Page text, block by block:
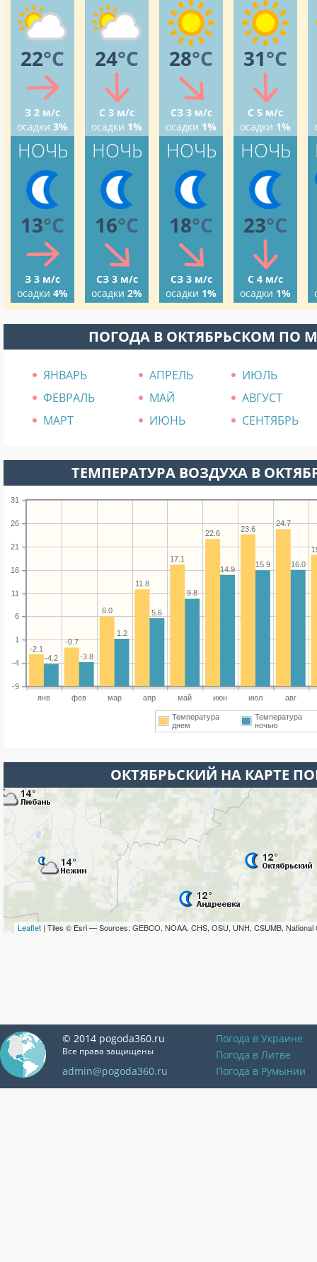
22°C
З 2 м/с
осадки 3%
НОЧЬ
13°C
З 3 м/с
осадки 4%
24°C
С 3 м/с
осадки 1%
НОЧЬ
16°C
СЗ 3 м/с
осадки 2%
28°C
СЗ 3 м/с
осадки 1%
НОЧЬ
18°C
СЗ 3 м/с
осадки 1%
31°C
С 5 м/с
осадки 1%
НОЧЬ
23°C
С 4 м/с
осадки 1%
ПОГОДА В ОКТЯБРЬСКОМ ПО
ЯНВАРЬ АПРЕЛЬ
ИЮЛЬ
ФЕВРАЛЬ
МАЙ
АВГУСТ
МАРТ
ИЮНЬ СЕНТЯБРЬ
ТЕМПЕРАТУРА ВОЗДУХА В
янв фев мар апр май июн июл авг
-9
-4
1
6
11
16
21
26
31
24.7
23.6
22.6
17.1
11.8
6.0
-0.7
-2.1
16.0
15.9
14.9
9.8
5.6
1.2
-3.8
-4.2
Температура
днем
Температура
ночью
ОКТЯБРЬСКИЙ НА КАРТЕ
Leaflet | Tiles © Esri — Sources: GEBCO, NOAA, CHS, OSU, UNH, CSUMB, National
© 2014 pogoda360.ru
Все права защищены
admin@pogoda360.ru
Погода в Украине
Погода в Литве
Погода в Румынии